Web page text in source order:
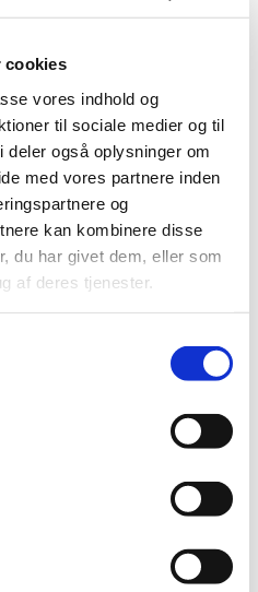
cookies
vores indhold og
til sociale medier og til
også oplysninger om
med vores partnere inden
og
kan kombinere disse
du har givet dem, eller som
af deres tjenester.
Negle Olie
Stamping
Stickers
Striping Tape
Tipper & øvehænder
Værktøj
Water Decals
Valentinesdag
Jule Nailart
Påske Nailart
Kurser
Maske
Produkter
LASH LIFT